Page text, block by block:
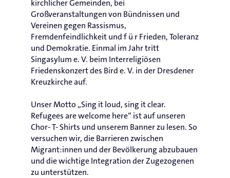
kirchlicher Gemeinden, bei
Großveranstaltungen von Bündnissen und
Vereinen gegen Rassismus,
Fremdenfeindlichkeit und f ü r Frieden, Toleranz
und Demokratie. Einmal im Jahr tritt
Singasylum e. V. beim Interreligiösen
Friedenskonzert des Bird e. V. in der Dresdener
Kreuzkirche auf.
Unser Motto „Sing it loud, sing it clear.
Refugees are welcome here“ ist auf unseren
Chor- T- Shirts und unserem Banner zu lesen. So
versuchen wir, die Barrieren zwischen
Migrant:innen und der Bevölkerung abzubauen
und die wichtige Integration der Zugezogenen
zu unterstützen.